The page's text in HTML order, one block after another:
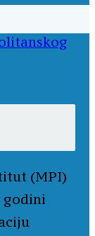
(MPI)
godini